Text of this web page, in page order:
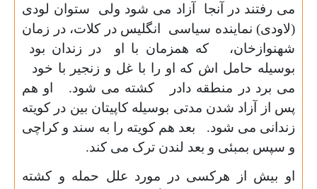
می رفتند در آنجا آزاد می شود ولی ستوان لودی
(لاودی) نماینده سیاسی انگلیس در کلات، در زمان
شهنوازخان، که همزمان با او در زندان بود
بوسیله حامل اش که او را با غل و زنجیر با خود
می برد در منطقه دادر کشته می شود. او هم
پس از آزاد شدن مدتی بوسیله کاپیتان بین در کویته
زندانی می شود. بعد هم کویته را به سند و کراچی
و سپس بمبئی و بعد لندن ترک می کند.
او بیش از هرکسی در مورد علل حمله و کشته